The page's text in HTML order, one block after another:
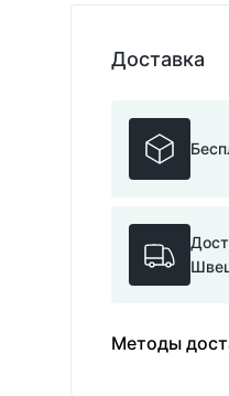
Доставка
Методы